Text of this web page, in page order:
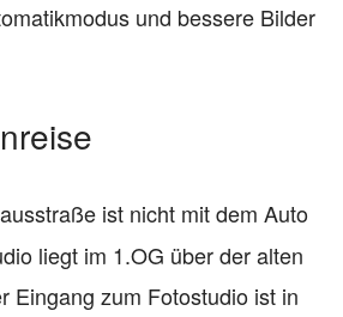
und bessere Bilder
ist nicht mit dem Auto
liegt im 1.OG über der alten
Eingang zum Fotostudio ist in